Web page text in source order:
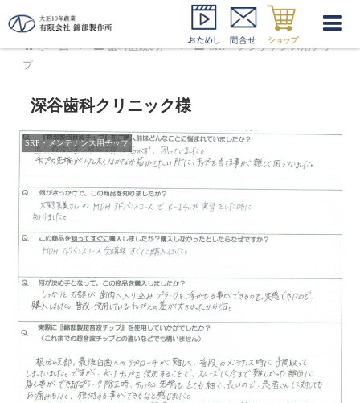
ホーム 歯科医院の声
SRP・メンテナンス用チッ
プ
深谷歯科クリニック様
SRP・メンテナンス用チップ